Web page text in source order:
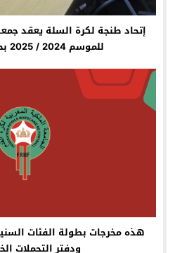
إتحاد طنجة لكرة السلة يعقد
للموسم 2024 / 2025 بحصيلة متميزة
ودفتر التحملات